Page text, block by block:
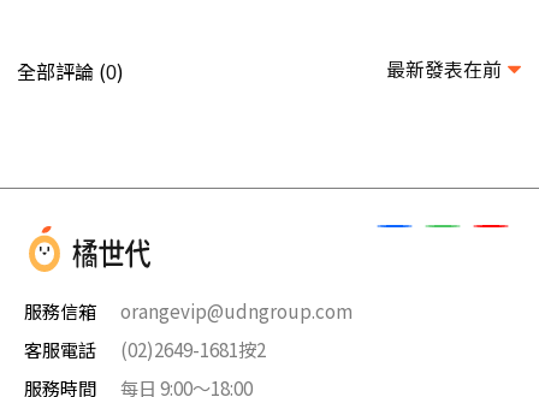
全部評論 (0) 最新發表在前
服務信箱
orangevip@udngroup.com
客服電話
(02)2649-1681按2
服務時間
每日 9:00～18:00